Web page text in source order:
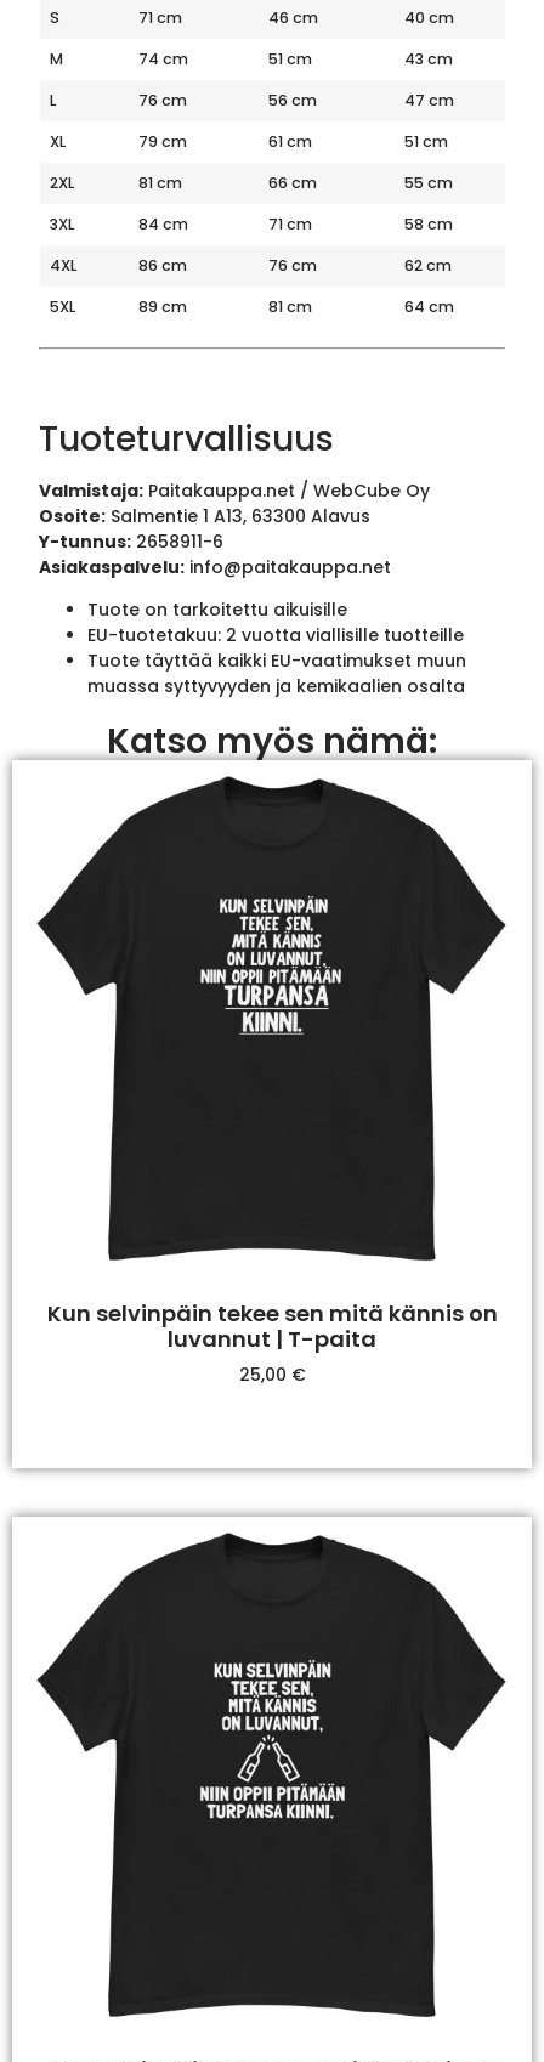
S 71 cm 46 cm
40 cm
M
74 cm 51 cm
43 cm
L
76 cm 56 cm
47 cm
XL
79 cm 61 cm
51 cm
2XL
81 cm 66 cm
55 cm
3XL
84 cm 71 cm
58 cm
4XL
86 cm 76 cm
62 cm
5XL
89 cm 81 cm 64 cm
Tuoteturvallisuus
Valmistaja: Paitakauppa.net / WebCube Oy
Osoite: Salmentie 1 A13, 63300 Alavus
Y-tunnus: 2658911-6
Asiakaspalvelu: info@paitakauppa.net
Tuote on tarkoitettu aikuisille
EU-tuotetakuu: 2 vuotta viallisille tuotteille
Tuote täyttää kaikki EU-vaatimukset muun
muassa syttyvyyden ja kemikaalien osalta
Katso myös nämä:
Kun selvinpäin tekee sen mitä kännis on
luvannut | T-paita
25,00 €